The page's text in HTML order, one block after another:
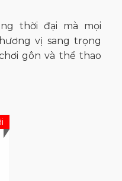
thời đại mà mọi
vị sang trọng
gôn và thể thao
này, nơi giá trị được
kết hợp của nhiều
dụ, giống như điện
hoạt động giống